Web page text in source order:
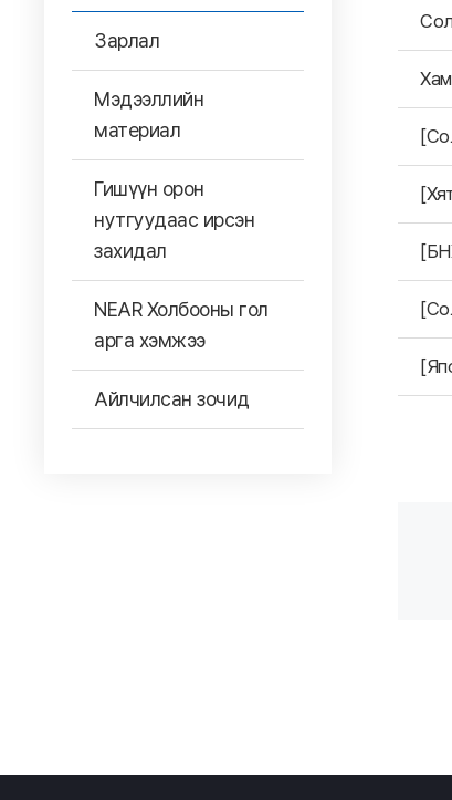
Зарлал
Мэдээллийн
материал
Гишүүн орон
нутгуудаас ирсэн
захидал
NEAR Холбооны гол
арга хэмжээ
Айлчилсан зочид